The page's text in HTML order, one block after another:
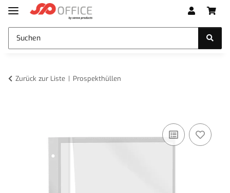
Zurück zur Liste Prospekthüllen